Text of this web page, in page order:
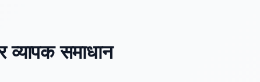
व्यापक समाधान